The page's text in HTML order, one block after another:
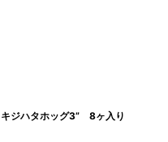
ジハタホッグ3” 8ヶ入り